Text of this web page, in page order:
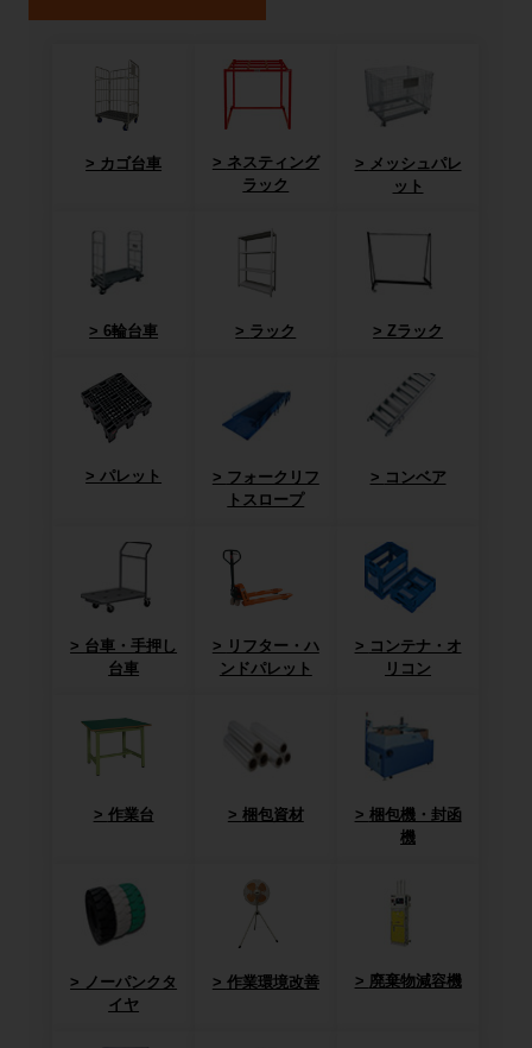
カゴ台車
ネスティング
ラック
メッシュパレ
ット
6輪台車 ラック Zラック
パレット
フォークリフ
トスロープ
コンベア
台車・手押し
台車
リフター・ハ
ンドパレット
コンテナ・オ
リコン
作業台 梱包資材
梱包機・封函
機
ノーパンクタ
イヤ
作業環境改善 廃棄物減容機